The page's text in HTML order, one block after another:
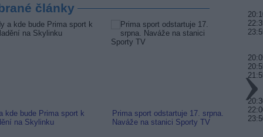
články
kde bude Prima sport k
na Skylinku
Prima sport odstartuje 17. srpna.
Naváže na stanici Sporty TV